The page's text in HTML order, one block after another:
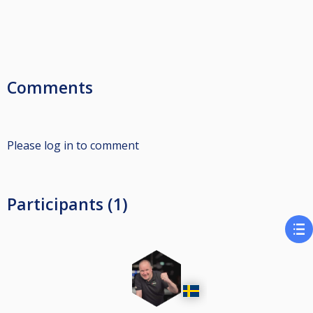
Comments
Please log in to comment
Participants (1)